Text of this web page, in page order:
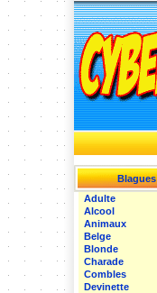
Blagues
Adulte
Alcool
Animaux
Belge
Blonde
Charade
Combles
Devinette